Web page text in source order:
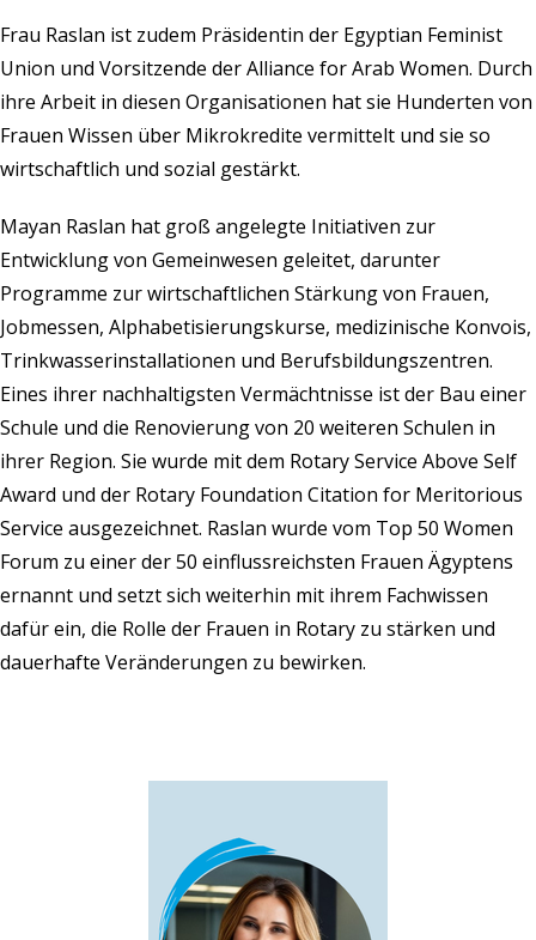
Frau Raslan ist zudem Präsidentin der Egyptian Feminist
Union und Vorsitzende der Alliance for Arab Women. Durch
ihre Arbeit in diesen Organisationen hat sie Hunderten von
Frauen Wissen über Mikrokredite vermittelt und sie so
wirtschaftlich und sozial gestärkt.
Mayan Raslan hat groß angelegte Initiativen zur
Entwicklung von Gemeinwesen geleitet, darunter
Programme zur wirtschaftlichen Stärkung von Frauen,
Jobmessen, Alphabetisierungskurse, medizinische Konvois,
Trinkwasserinstallationen und Berufsbildungszentren.
Eines ihrer nachhaltigsten Vermächtnisse ist der Bau einer
Schule und die Renovierung von 20 weiteren Schulen in
ihrer Region. Sie wurde mit dem Rotary Service Above Self
Award und der Rotary Foundation Citation for Meritorious
Service ausgezeichnet. Raslan wurde vom Top 50 Women
Forum zu einer der 50 einflussreichsten Frauen Ägyptens
ernannt und setzt sich weiterhin mit ihrem Fachwissen
dafür ein, die Rolle der Frauen in Rotary zu stärken und
dauerhafte Veränderungen zu bewirken.